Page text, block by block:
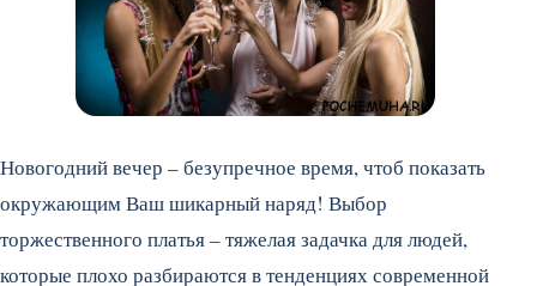
Новогодний вечер – безупречное время, чтоб показать
окружающим Ваш шикарный наряд! Выбор
торжественного платья – тяжелая задачка для людей,
которые плохо разбираются в тенденциях современной